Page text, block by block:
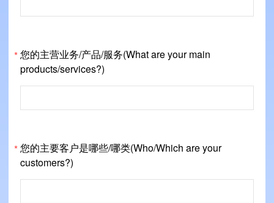
*您的主营业务/产品/服务(What are your main
products/services?)
*您的主要客户是哪些/哪类(Who/Which are your
customers?)